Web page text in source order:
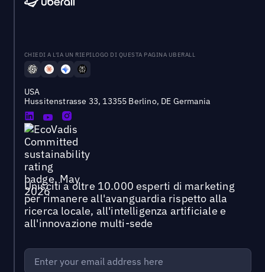
CHIEDI A L'IA UN RIEPILOGO DI QUESTA PAGINA UBERALL
USA
Hussitenstrasse 33, 13355 Berlino, DE Germania
Unisciti a oltre 10.000 esperti di marketing
per rimanere all'avanguardia rispetto alla
ricerca locale, all'intelligenza artificiale e
all'innovazione multi-sede